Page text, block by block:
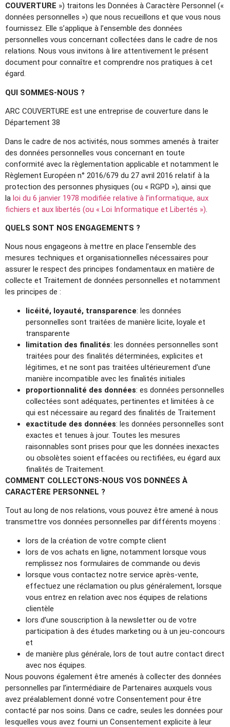
COUVERTURE ») traitons les Données à Caractère Personnel («
données personnelles ») que nous recueillons et que vous nous
fournissez. Elle s’applique à l’ensemble des données
personnelles vous concernant collectées dans le cadre de nos
relations. Nous vous invitons à lire attentivement le présent
document pour connaître et comprendre nos pratiques à cet
égard.
QUI SOMMES-NOUS ?
ARC COUVERTURE est une entreprise de couverture dans le
Département 38
Dans le cadre de nos activités, nous sommes amenés à traiter
des données personnelles vous concernant en toute
conformité avec la règlementation applicable et notamment le
Règlement Européen n° 2016/679 du 27 avril 2016 relatif à la
protection des personnes physiques (ou « RGPD »), ainsi que
la loi du 6 janvier 1978 modifiée relative à l’informatique, aux
fichiers et aux libertés (ou « Loi Informatique et Libertés »).
QUELS SONT NOS ENGAGEMENTS ?
Nous nous engageons à mettre en place l’ensemble des
mesures techniques et organisationnelles nécessaires pour
assurer le respect des principes fondamentaux en matière de
collecte et Traitement de données personnelles et notamment
les principes de :
licéité, loyauté, transparence: les données
personnelles sont traitées de manière licite, loyale et
transparente
limitation des finalités: les données personnelles sont
traitées pour des finalités déterminées, explicites et
légitimes, et ne sont pas traitées ultérieurement d’une
manière incompatible avec les finalités initiales
proportionnalité des données: es données personnelles
collectées sont adéquates, pertinentes et limitées à ce
qui est nécessaire au regard des finalités de Traitement
exactitude des données: les données personnelles sont
exactes et tenues à jour. Toutes les mesures
raisonnables sont prises pour que les données inexactes
ou obsolètes soient effacées ou rectifiées, eu égard aux
finalités de Traitement.
COMMENT COLLECTONS-NOUS VOS DONNÉES À
CARACTÈRE PERSONNEL ?
Tout au long de nos relations, vous pouvez être amené à nous
transmettre vos données personnelles par différents moyens :
lors de la création de votre compte client
lors de vos achats en ligne, notamment lorsque vous
remplissez nos formulaires de commande ou devis
lorsque vous contactez notre service après-vente,
effectuez une réclamation ou plus généralement, lorsque
vous entrez en relation avec nos équipes de relations
clientèle
lors d’une souscription à la newsletter ou de votre
participation à des études marketing ou à un jeu-concours
et
de manière plus générale, lors de tout autre contact direct
avec nos équipes.
Nous pouvons également être amenés à collecter des données
personnelles par l’intermédiaire de Partenaires auxquels vous
avez préalablement donné votre Consentement pour être
contacté par nos soins. Dans ce cadre, seules les données pour
lesquelles vous avez fourni un Consentement explicite à leur